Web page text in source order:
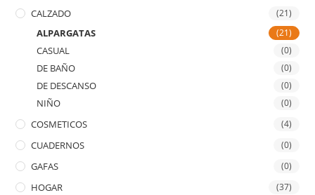
CALZADO (21)
ALPARGATAS (21)
CASUAL (0)
DE BAÑO (0)
DE DESCANSO (0)
NIÑO (0)
COSMETICOS (4)
CUADERNOS (0)
GAFAS (0)
HOGAR (37)